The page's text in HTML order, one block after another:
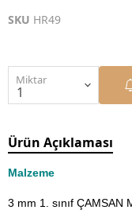
SKU HR49
Miktar
Ürün Açıklaması
Malzeme
3 mm 1. sınıf ÇAMSAN